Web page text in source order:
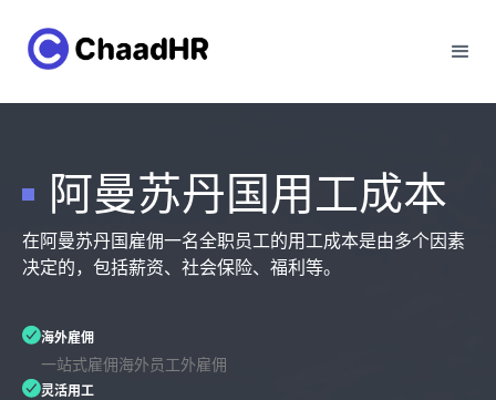
阿曼苏丹国用工成本
在阿曼苏丹国雇佣一名全职员工的用工成本是由多个因素
决定的，包括薪资、社会保险、福利等。
海外雇佣
一站式雇佣海外员工外雇佣
灵活用工